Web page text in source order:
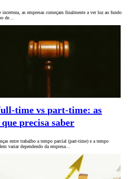
incerteza, as empresas começam finalmente a ver luz ao fundo
de…
time vs part-time: as
precisa saber
entre trabalho a tempo parcial (part-time) e a tempo
variar dependendo da empresa…